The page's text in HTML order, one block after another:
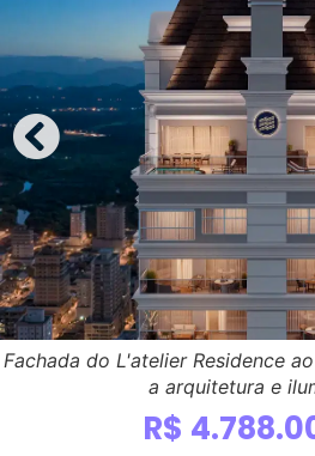
Fachada do L'atelier Residence
a arquitetura e
R$